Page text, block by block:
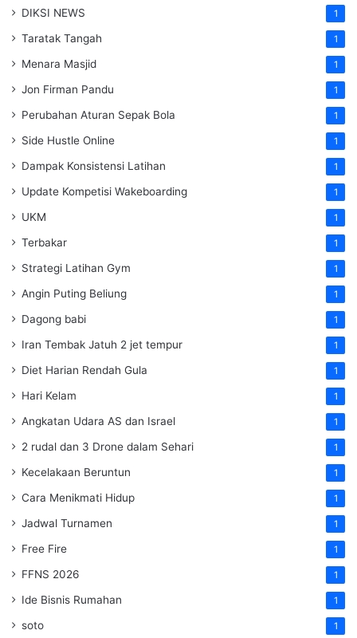
DIKSI NEWS 1
Taratak Tangah 1
Menara Masjid 1
Jon Firman Pandu 1
Perubahan Aturan Sepak Bola 1
Side Hustle Online 1
Dampak Konsistensi Latihan 1
Update Kompetisi Wakeboarding 1
UKM 1
Terbakar 1
Strategi Latihan Gym 1
Angin Puting Beliung 1
Dagong babi 1
Iran Tembak Jatuh 2 jet tempur 1
Diet Harian Rendah Gula 1
Hari Kelam 1
Angkatan Udara AS dan Israel 1
2 rudal dan 3 Drone dalam Sehari 1
Kecelakaan Beruntun 1
Cara Menikmati Hidup 1
Jadwal Turnamen 1
Free Fire 1
FFNS 2026 1
Ide Bisnis Rumahan 1
soto 1